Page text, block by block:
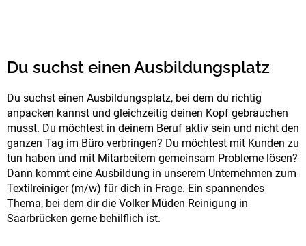
Du suchst einen Ausbildungsplatz
Du suchst einen Ausbildungsplatz, bei dem du richtig
anpacken kannst und gleichzeitig deinen Kopf gebrauchen
musst. Du möchtest in deinem Beruf aktiv sein und nicht den
ganzen Tag im Büro verbringen? Du möchtest mit Kunden zu
tun haben und mit Mitarbeitern gemeinsam Probleme lösen?
Dann kommt eine Ausbildung in unserem Unternehmen zum
Textilreiniger (m/w) für dich in Frage. Ein spannendes
Thema, bei dem dir die Volker Müden Reinigung in
Saarbrücken gerne behilflich ist.